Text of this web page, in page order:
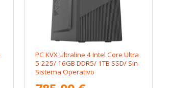
PC KVX Ultraline 4 Intel Core Ultra
5-225/ 16GB DDR5/ 1TB SSD/ Sin
Sistema Operativo